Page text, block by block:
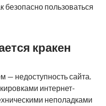
безопасно пользоваться
кракен
— недоступность сайта.
интернет-
неполадками